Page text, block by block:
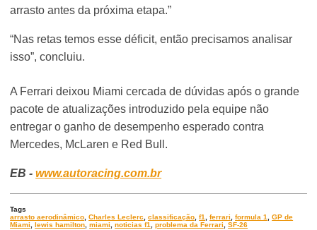
arrasto antes da próxima etapa.”
“Nas retas temos esse déficit, então precisamos analisar
isso”, concluiu.
A Ferrari deixou Miami cercada de dúvidas após o grande
pacote de atualizações introduzido pela equipe não
entregar o ganho de desempenho esperado contra
Mercedes, McLaren e Red Bull.
EB -www.autoracing.com.br
Tags
arrasto aerodinâmico,Charles Leclerc,classificação,f1,ferrari,formula 1,GP de
Miami, lewis hamilton,miami,noticias f1,problema da Ferrari,SF-26